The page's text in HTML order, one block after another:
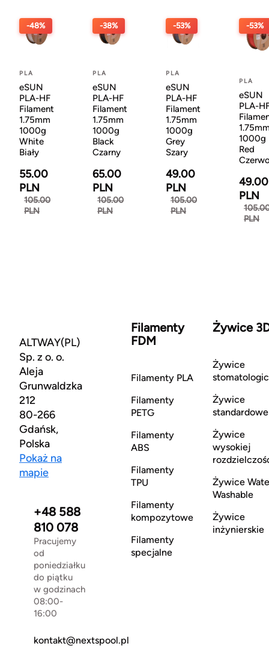
-48%
PLA
eSUN
PLA-HF
Filament
1.75mm
1000g
White
Biały
55.00
PLN
105.00
PLN
-38%
PLA
eSUN
PLA-HF
Filament
1.75mm
1000g
Black
Czarny
65.00
PLN
105.00
PLN
-53%
PLA
eSUN
PLA-HF
Filament
1.75mm
1000g
Grey
Szary
49.00
PLN
105.00
PLN
-53%
PLA
eSUN
PLA-
1000g
Red
49.00
PLN
PLN
ALTWAY(PL)
Sp. z o. o.
Aleja
Grunwaldzka
212
80-266
Gdańsk,
Polska
Pokaż na
mapie
+48 588
810 078
Pracujemy
od
poniedziałku
do piątku
w godzinach
08:00-
16:00
kontakt@nextspool.pl
Filamenty
FDM
Filamenty PLA
Filamenty
PETG
Filamenty
ABS
Filamenty
TPU
Filamenty
kompozytowe
Filamenty
specjalne
Żywice
Żywice
Żywice
standardowe
Żywice
wysokiej
Żywice
Washable
Żywice
inżynierskie